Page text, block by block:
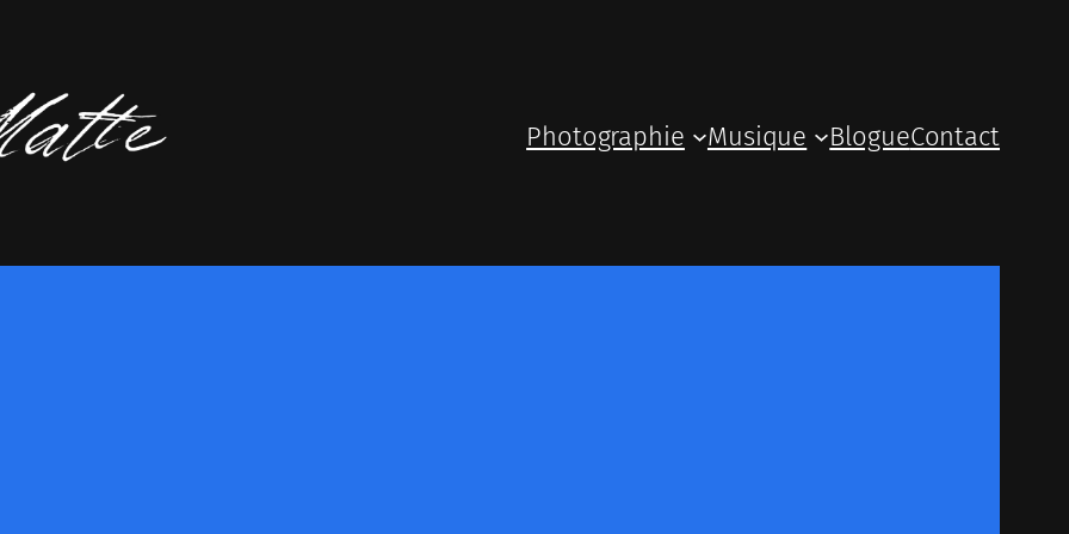
Photographie
Musique BlogueContact